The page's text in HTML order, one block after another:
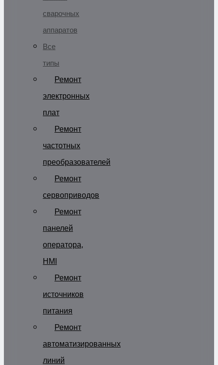
сварочных
аппаратов
Все
типы
Ремонт
электронных
плат
Ремонт
частотных
преобразователей
Ремонт
сервоприводов
Ремонт
панелей
оператора,
HMI
Ремонт
источников
питания
Ремонт
автоматизированных
линий